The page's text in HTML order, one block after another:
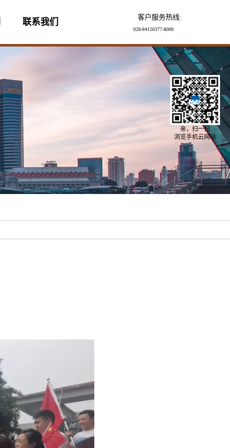
联系我们 客户服务热线:
028-84126377-8000
亲，扫一扫
浏览手机云网站